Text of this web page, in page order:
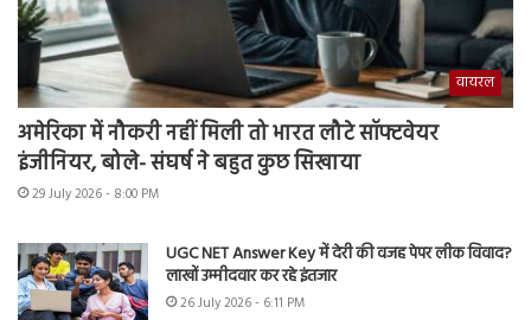
वायरल
अमेरिका में नौकरी नहीं मिली तो भारत लौटे सॉफ्टवेयर
इंजीनियर, बोले- संघर्ष ने बहुत कुछ सिखाया
29 July 2026 - 8:00 PM
UGC NET Answer Key में देरी की वजह पेपर लीक विवाद?
लाखों उम्मीदवार कर रहे इंतजार
26 July 2026 - 6:11 PM